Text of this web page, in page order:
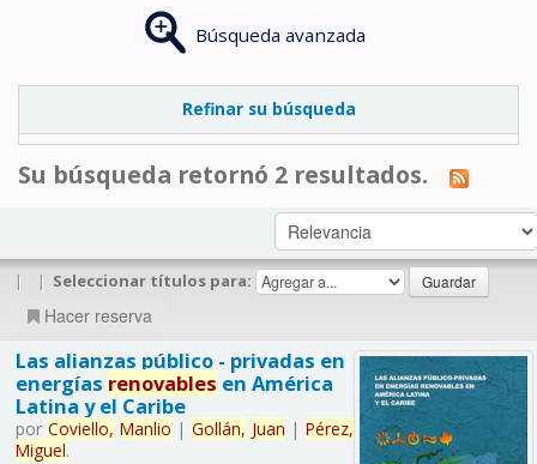
Búsqueda avanzada
Refinar su búsqueda
Su búsqueda retornó 2 resultados.
| | Seleccionar títulos para:
Hacer reserva
Las alianzas público - privadas en
energías renovables en América
Latina y el Caribe
por Coviello, Manlio | Gollán, Juan | Pérez,
Miguel.